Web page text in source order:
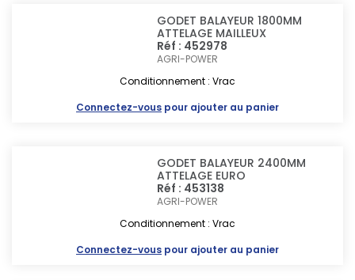
GODET BALAYEUR 1800MM
ATTELAGE MAILLEUX
Réf : 452978
AGRI-POWER
Conditionnement : Vrac
Connectez-vous pour ajouter au panier
GODET BALAYEUR 2400MM
ATTELAGE EURO
Réf : 453138
AGRI-POWER
Conditionnement : Vrac
Connectez-vous pour ajouter au panier